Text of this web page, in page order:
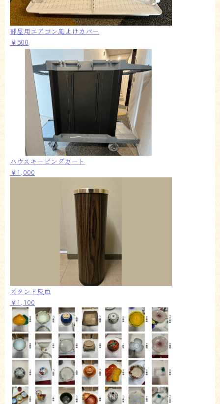
部屋用エアコン風よけカバー
￥500
ハウスキーピングカート
￥1,000
スタンド灰皿
￥1,100